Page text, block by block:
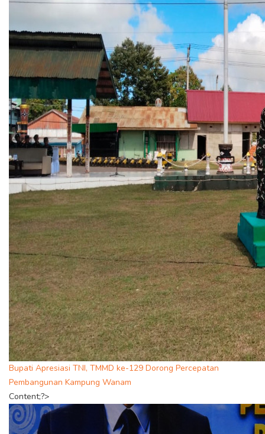
Bupati Apresiasi TNI, TMMD ke-129 Dorong Percepatan
Pembangunan Kampung Wanam
Content;?>